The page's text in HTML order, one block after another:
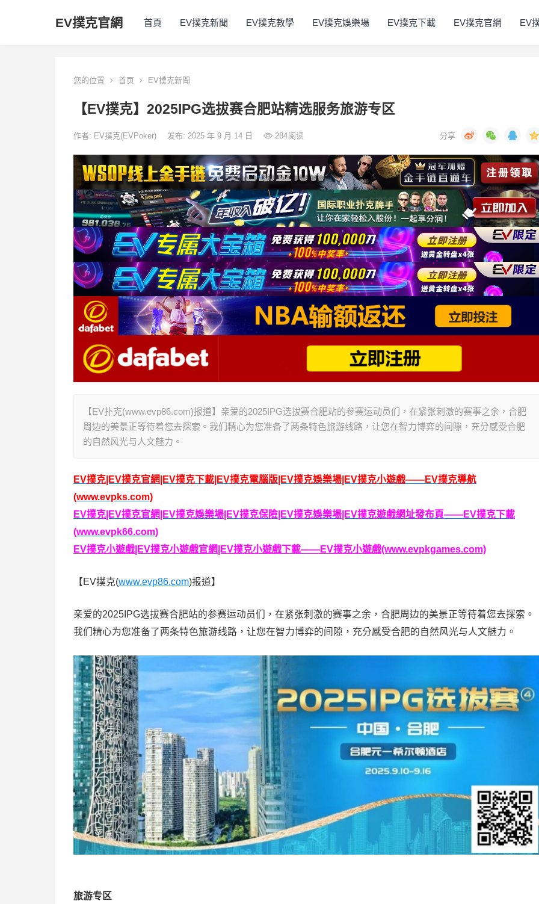
EV撲克官網 首頁 EV撲克新聞 EV撲克教學 EV撲克娛樂場 EV撲克下載 EV撲克官網 EV
您的位置 首页 EV撲克新聞
【EV撲克】2025IPG选拔赛合肥站精选服务旅游专区
作者: EV撲克(EVPoker) 发布: 2025 年 9 月 14 日 284阅读
【EV扑克(www.evp86.com)报道】亲爱的2025IPG选拔赛合肥站的参赛运动员们，在紧张刺激的赛事之余，合肥
周边的美景正等待着您去探索。我们精心为您准备了两条特色旅游线路，让您在智力博弈的间隙，充分感受合肥
的自然风光与人文魅力。
EV撲克|EV撲克官網|EV撲克下載|EV撲克電腦版|EV撲克娛樂場|EV撲克小遊戲——EV撲克導航
(www.evpks.com)
EV撲克|EV撲克官網|EV撲克娛樂場|EV撲克保險|EV撲克娛樂場|EV撲克遊戲網址發布頁——EV撲克下載
(www.evpk66.com)
EV撲克小遊戲|EV撲克小遊戲官網|EV撲克小遊戲下載——EV撲克小遊戲(www.evpkgames.com)
【EV撲克(www.evp86.com)报道】
亲爱的2025IPG选拔赛合肥站的参赛运动员们，在紧张刺激的赛事之余，合肥周边的美景正等待着您去探索。
我们精心为您准备了两条特色旅游线路，让您在智力博弈的间隙，充分感受合肥的自然风光与人文魅力。
旅游专区